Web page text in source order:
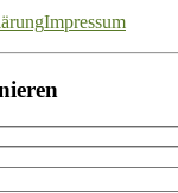
Impressum